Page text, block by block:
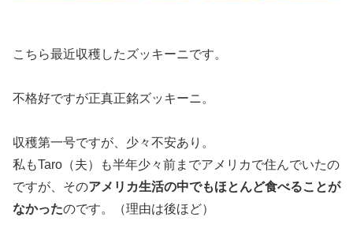
こちら最近収穫したズッキーニです。
不格好ですが正真正銘ズッキーニ。
収穫第一号ですが、少々不安あり。
私もTaro（夫）も半年少々前までアメリカで住んでいたの
ですが、そのアメリカ生活の中でもほとんど食べることが
なかったのです。（理由は後ほど）